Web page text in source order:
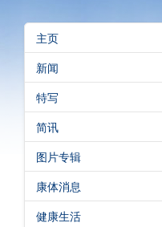
昔日警声
警务处主页
繁體版
English
主页
新闻
特写
简讯
图片专辑
康体消息
健康生活